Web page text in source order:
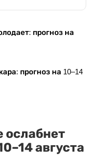
прогноз на
прогноз на 10–14
ослабнет
августа